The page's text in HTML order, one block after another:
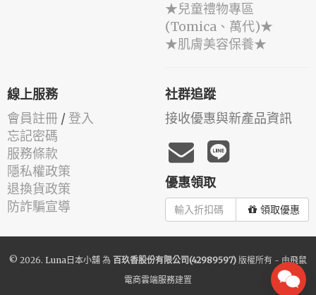
★兒童禮物專區
(Tomica、萬代)★
★肌膚美容保養★
線上服務
會員註冊 / 登入
忘記密碼
服務條款
隱私權政策
退換貨政策
防詐騙宣導
社群追蹤
接收優惠與新產品資訊
優惠領取
領取優惠
© 2026. Luna日本小舖 為 百玖香股份有限公司(42989597) 版權所有 - 由飛鼠
電商雲端服務建置